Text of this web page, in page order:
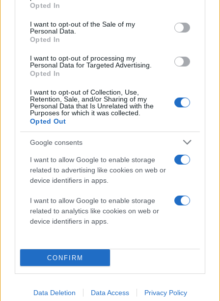
use your data for below specified purposes in below Google
consent section.
Opted In
I want to opt-out of the Sale of my
Personal Data.
Opted In
I want to opt-out of processing my
Personal Data for Targeted Advertising.
Opted In
I want to opt-out of Collection, Use,
Retention, Sale, and/or Sharing of my
Personal Data that Is Unrelated with the
Purposes for which it was collected.
Opted Out
Google consents
I want to allow Google to enable storage
related to advertising like cookies on web or
device identifiers in apps.
I want to allow Google to enable storage
related to analytics like cookies on web or
device identifiers in apps.
CONFIRM
Data Deletion Data Access Privacy Policy
Το Prince of Persia: The Lost Crown θα κυκλοφορήσει
στις 18 Ιανουαρίου 2024 σε Windows PC (Epic Games
Store, Ubisoft Store), Xbox One, Xbox Series X/S, PS4,
Ubisoft Forward που θα πραγματοποιηθεί στις 12
Ιουνίου 2023 θα αποκαλυφθούν περισσότερες
ταλαίπωρο The Price of Persia: The Sands of Time
Remake που αναπτύσσεται από την αρχή από την
Ubisoft Montreal.
News
ενημερώνεστε άμεσα